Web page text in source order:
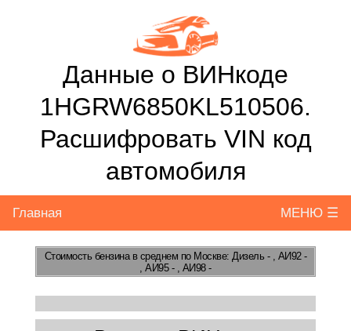
Данные о ВИНкоде
1HGRW6850KL510506.
Расшифровать VIN код
автомобиля
Главная МЕНЮ ☰
Стоимость бензинав среднем по Москве: Дизель - , АИ92 -
, АИ95 - , АИ98 -